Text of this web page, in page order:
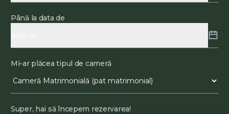
Până la data de
Mi-ar plăcea tipul de cameră
Super, hai să începem rezervarea!